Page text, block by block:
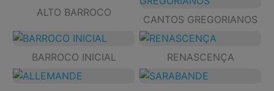
ALTO BARROCO
CANTOS GREGORIANOS
BARROCO INICIAL RENASCENÇA